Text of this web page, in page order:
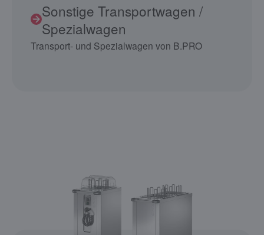
Sonstige Transportwagen /
Spezialwagen
Transport- und Spezialwagen von B.PRO